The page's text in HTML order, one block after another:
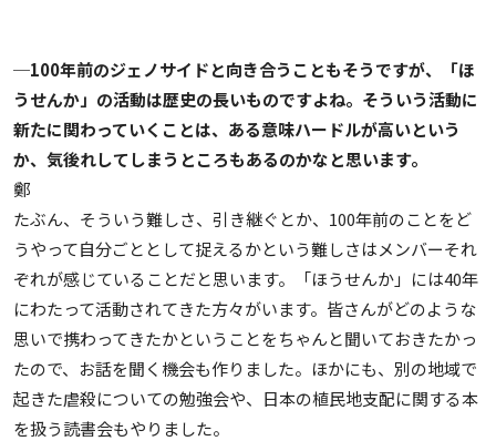
─100年前のジェノサイドと向き合うこともそうですが、「ほ
うせんか」の活動は歴史の長いものですよね。そういう活動に
新たに関わっていくことは、ある意味ハードルが高いという
か、気後れしてしまうところもあるのかなと思います。
鄭
たぶん、そういう難しさ、引き継ぐとか、100年前のことをど
うやって自分ごととして捉えるかという難しさはメンバーそれ
ぞれが感じていることだと思います。「ほうせんか」には40年
にわたって活動されてきた方々がいます。皆さんがどのような
思いで携わってきたかということをちゃんと聞いておきたかっ
たので、お話を聞く機会も作りました。ほかにも、別の地域で
起きた虐殺についての勉強会や、日本の植民地支配に関する本
を扱う読書会もやりました。